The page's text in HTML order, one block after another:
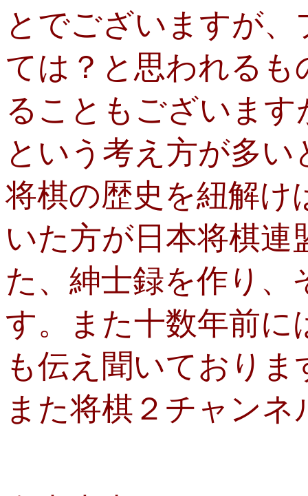
とでございますが
ては？と思われる
ることもございま
という考え方が多
将棋の歴史を紐解け
いた方が日本将棋
た、紳士録を作り
す。また十数年前に
も伝え聞いておりま
また将棋２チャン